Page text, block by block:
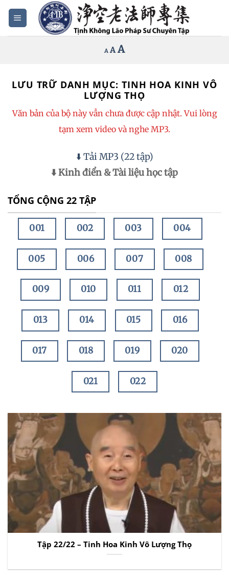
Bỏ
qua
nội
A Decrease
size.
A Reset
size.
A
size.
LƯU TRỮ DANH MỤC: TINH HOA KINH VÔ
LƯỢNG THỌ
Văn bản của bộ này vẫn chưa được cập nhật. Vui lòng
tạm xem video và nghe MP3.
⬇️ Tải MP3 (22 tập)
⬇️ Kinh điển & Tài liệu học tập
TỔNG CỘNG 22 TẬP
001 002 003 004
005 006 007 008
009 010 011 012
013 014 015 016
017 018 019 020
021 022
Tập 22/22 – Tinh Hoa Kinh Vô Lượng Thọ